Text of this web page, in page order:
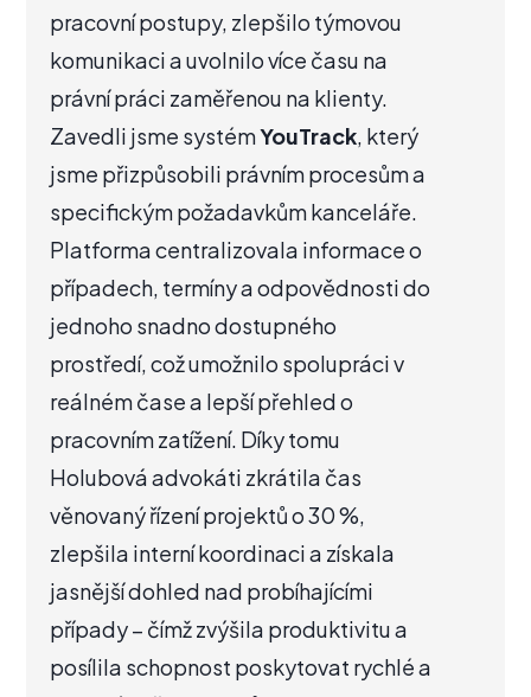
pracovní postupy, zlepšilo týmovou
komunikaci a uvolnilo více času na
právní práci zaměřenou na klienty.
Zavedli jsme systémYouTrack, který
jsme přizpůsobili právním procesům a
specifickým požadavkům kanceláře.
Platforma centralizovala informace o
případech, termíny a odpovědnosti do
jednoho snadno dostupného
prostředí, což umožnilo spolupráci v
reálném čase a lepší přehled o
pracovním zatížení. Díky tomu
Holubová advokáti zkrátila čas
věnovaný řízení projektů o 30 %,
zlepšila interní koordinaci a získala
jasnější dohled nad probíhajícími
případy – čímž zvýšila produktivitu a
posílila schopnost poskytovat rychlé a